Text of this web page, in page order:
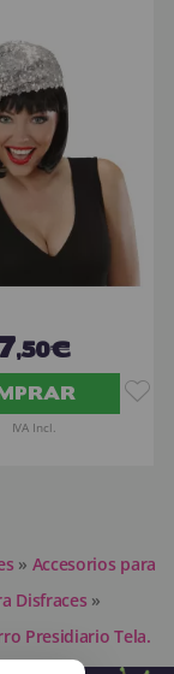
,50€
IVA Incl.
» Accesorios para
Disfraces »
Presidiario Tela.